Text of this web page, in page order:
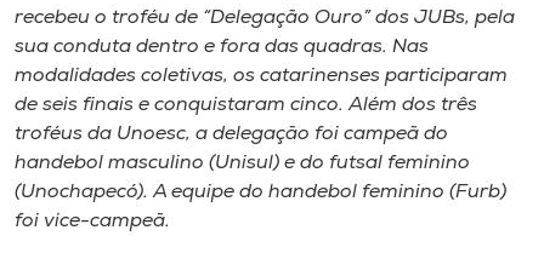
recebeu o troféu de “Delegação Ouro” dos JUBs, pela
sua conduta dentro e fora das quadras. Nas
modalidades coletivas, os catarinenses participaram
de seis finais e conquistaram cinco. Além dos três
troféus da Unoesc, a delegação foi campeã do
handebol masculino (Unisul) e do futsal feminino
(Unochapecó). A equipe do handebol feminino (Furb)
foi vice-campeã.